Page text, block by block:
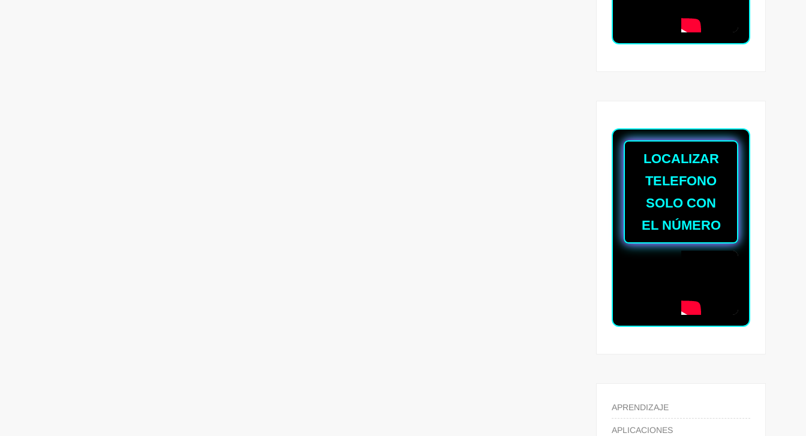
LOCALIZAR
TELEFONO
SOLO CON
EL NÚMERO
APRENDIZAJE
APLICACIONES